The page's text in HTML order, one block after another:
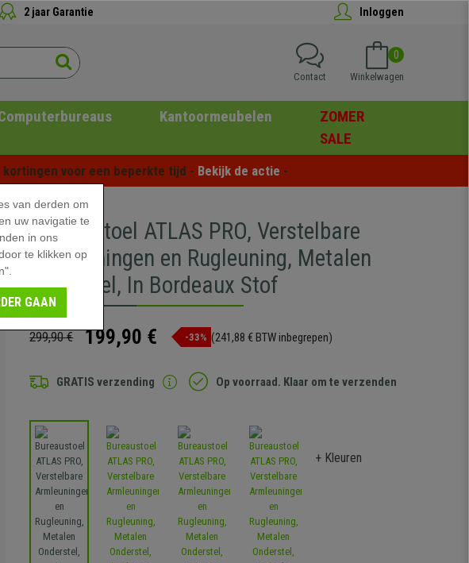
2 jaar Garantie Inloggen
0
Winkelwagen
Contact
Kantoormeubelen
ZOMER
SALE
voor een beperkte tijd - Bekijk de actie -
Bureaustoel ATLAS PRO, Verstelbare
Armleuningen en Rugleuning, Metalen
Onderstel, In Bordeaux Stof
299,90 € 199,90 € -33% (241,88 € BTW inbegrepen)
GRATIS verzending Op voorraad. Klaar om te verzenden
+ Kleuren
van derden om
uw navigatie te
in ons
te klikken op
GAAN